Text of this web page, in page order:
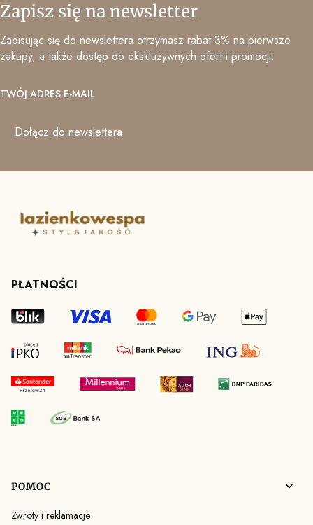
Zapisz się na newsletter
Zapisując się do newslettera otrzymasz rabat 3% na pierwsze
zakupy, a także dostęp do ekskluzywnych ofert i promocji.
TWÓJ ADRES E-MAIL
Dołącz do newslettera
PŁATNOŚCI
Linki w stopce
POMOC
Zwroty i reklamacje